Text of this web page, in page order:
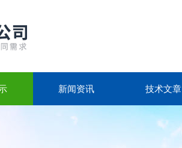
新闻资讯 技术文章